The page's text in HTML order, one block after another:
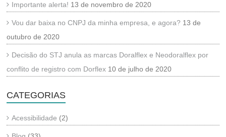
Importante alerta! 13 de novembro de 2020
Vou dar baixa no CNPJ da minha empresa, e agora? 13 de
outubro de 2020
Decisão do STJ anula as marcas Doralflex e Neodoralflex por
conflito de registro com Dorflex 10 de julho de 2020
CATEGORIAS
Acessibilidade (2)